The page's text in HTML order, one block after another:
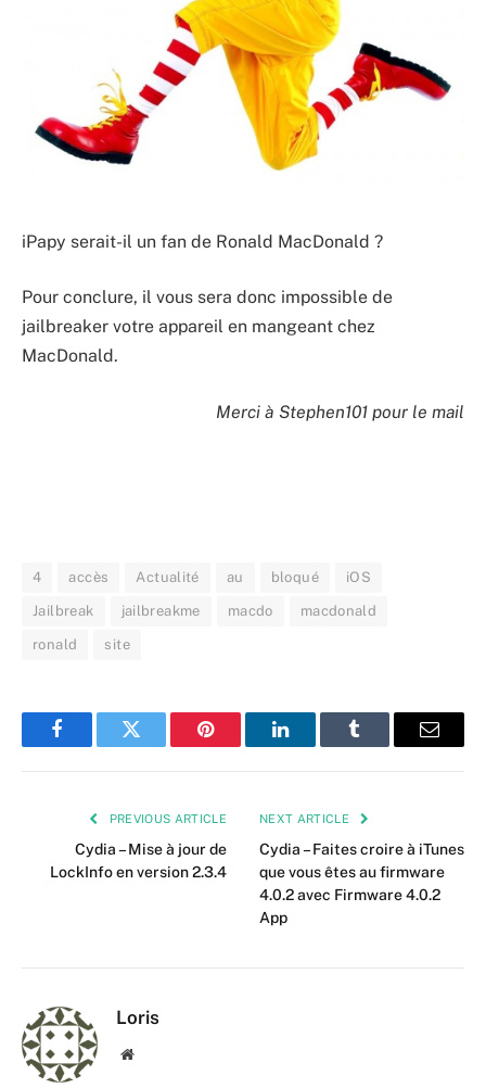
iPapy serait-il un fan de Ronald MacDonald ?
Pour conclure, il vous sera donc impossible de
jailbreaker votre appareil en mangeant chez
MacDonald.
Merci à Stephen101 pour le mail
4 accès Actualité au bloqué iOS
Jailbreak jailbreakme macdo macdonald
ronald site
FacebookTwitter Pinterest LinkedInTumblr Email
PREVIOUS ARTICLE
Cydia – Mise à jour de
LockInfo en version 2.3.4
NEXT ARTICLE
Cydia – Faites croire à iTunes
que vous êtes au firmware
4.0.2 avec Firmware 4.0.2
App
Loris
Website